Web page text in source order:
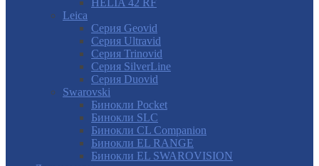
HELIA 42 RF
Leica
Серия Geovid
Серия Ultravid
Серия Trinovid
Серия SilverLine
Серия Duovid
Swarovski
Бинокли Pocket
Бинокли SLC
Бинокли CL Companion
Бинокли EL RANGE
Бинокли EL SWAROVISION